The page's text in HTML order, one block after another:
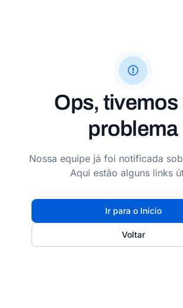
Ops, tivemos
problema
Nossa equipe já foi notificada
Aqui estão alguns links
Ir para o Início
Voltar